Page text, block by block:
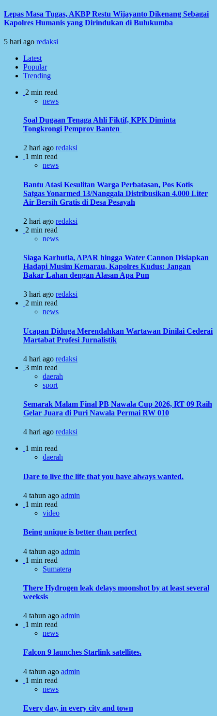
Lepas Masa Tugas, AKBP Restu Wijayanto Dikenang Sebagai
Kapolres Humanis yang Dirindukan di Bulukumba
5 hari ago redaksi
Latest
Popular
Trending
2 min read
news
Soal Dugaan Tenaga Ahli Fiktif, KPK Diminta
Tongkrongi Pemprov Banten
2 hari ago redaksi
1 min read
news
Bantu Atasi Kesulitan Warga Perbatasan, Pos Kotis
Satgas Yonarmed 13/Nanggala Distribusikan 4.000 Liter
Air Bersih Gratis di Desa Pesayah
2 hari ago redaksi
2 min read
news
Siaga Karhutla, APAR hingga Water Cannon Disiapkan
Hadapi Musim Kemarau, Kapolres Kudus: Jangan
Bakar Lahan dengan Alasan Apa Pun
3 hari ago redaksi
2 min read
news
Ucapan Diduga Merendahkan Wartawan Dinilai Cederai
Martabat Profesi Jurnalistik
4 hari ago redaksi
3 min read
daerah
sport
Semarak Malam Final PB Nawala Cup 2026, RT 09 Raih
Gelar Juara di Puri Nawala Permai RW 010
4 hari ago redaksi
1 min read
daerah
Dare to live the life that you have always wanted.
4 tahun ago admin
1 min read
video
Being unique is better than perfect
4 tahun ago admin
1 min read
Sumatera
There Hydrogen leak delays moonshot by at least several
weeksis
4 tahun ago admin
1 min read
news
Falcon 9 launches Starlink satellites.
4 tahun ago admin
1 min read
news
Every day, in every city and town